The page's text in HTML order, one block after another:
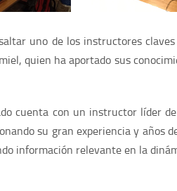
uno de los instructores
quien ha aportado sus
cuenta con un instructor líder
su gran experiencia y años
información relevante en la